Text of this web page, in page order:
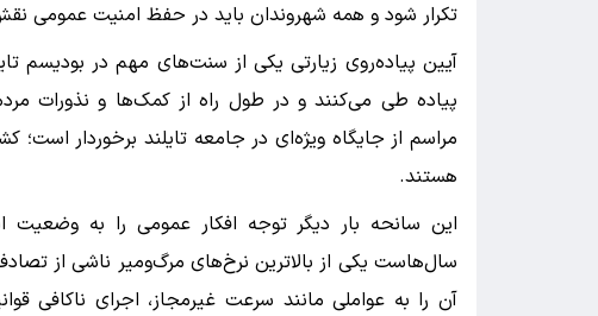
تکرار شود و همه شهروندان باید در حفظ امنیت عمومی
آیین پیاده‌روی زیارتی یکی از سنت‌های مهم در بودیسم
پیاده طی می‌کنند و در طول راه از کمک‌ها و نذورات
هستند.
این سانحه بار دیگر توجه افکار عمومی را به
سال‌هاست یکی از بالاترین نرخ‌های مرگ‌ومیر ناشی از
آن را به عواملی مانند سرعت غیرمجاز، اجرای ناکافی